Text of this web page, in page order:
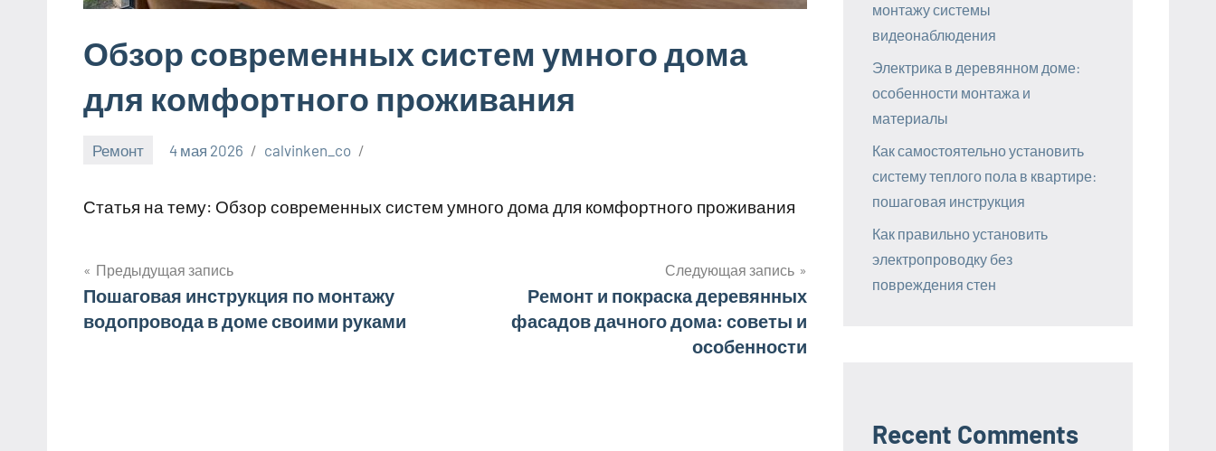
Обзор современных систем умного дома
для комфортного проживания
Ремонт 4 мая 2026 calvinken_co
Статья на тему: Обзор современных систем умного дома для комфортного проживания
Навигация
по
Предыдущая запись
Пошаговая инструкция по монтажу
водопровода в доме своими руками
Следующая запись
Ремонт и покраска деревянных
фасадов дачного дома: советы и
особенности
монтажу системы
видеонаблюдения
Электрика в деревянном доме:
особенности монтажа и
материалы
Как самостоятельно установить
систему теплого пола в квартире:
пошаговая инструкция
Как правильно установить
электропроводку без
повреждения стен
Recent Comments